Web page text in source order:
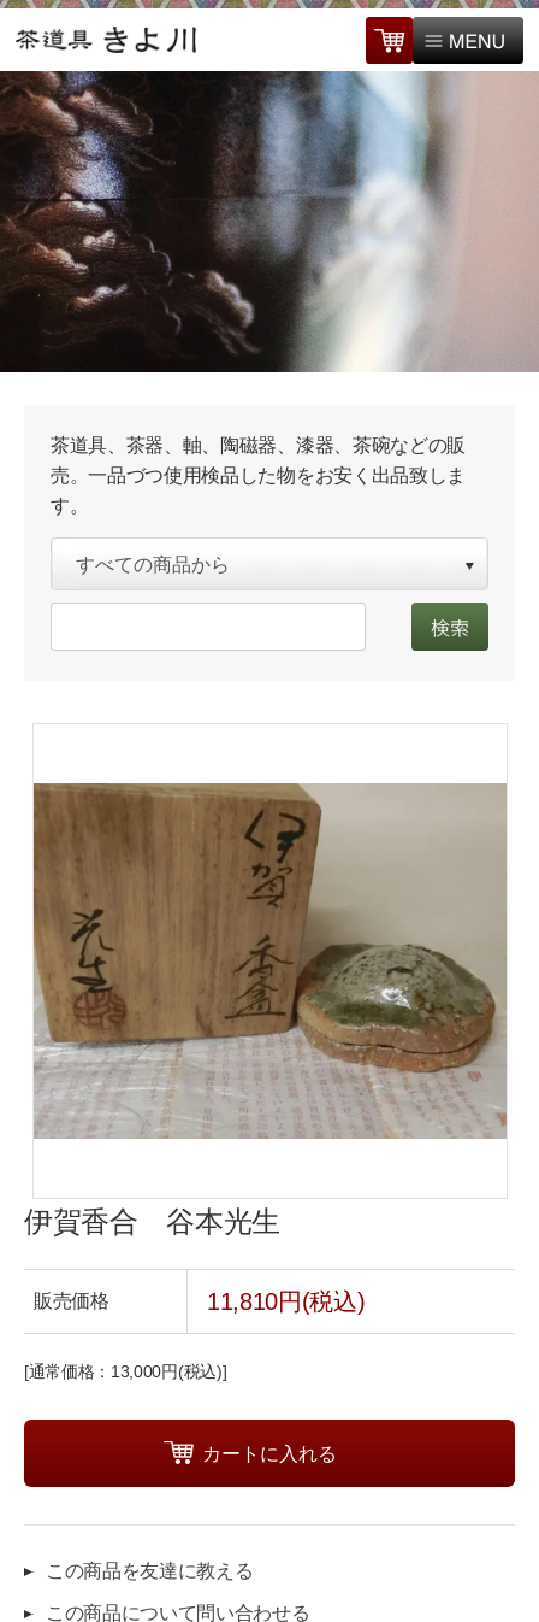
茶道具、茶器、軸、陶磁器、漆器、茶碗などの販
売。一品づつ使用検品した物をお安く出品致しま
す。
伊賀香合 谷本光生
販売価格 11,810円(税込)
[通常価格：13,000円(税込)]
この商品を友達に教える
この商品について問い合わせる